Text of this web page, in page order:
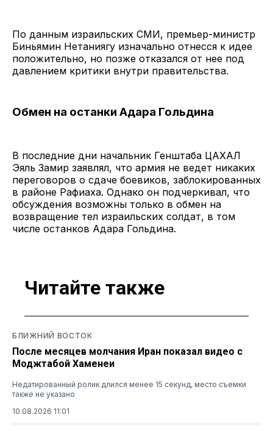
По данным израильских СМИ, премьер-министр
Биньямин Нетаниягу изначально отнесся к идее
положительно, но позже отказался от нее под
давлением критики внутри правительства.
Обмен на останки Адара Гольдина
В последние дни начальник Генштаба ЦАХАЛ
Эяль Замир заявлял, что армия не ведет никаких
переговоров о сдаче боевиков, заблокированных
в районе Рафиаха. Однако он подчеркивал, что
обсуждения возможны только в обмен на
возвращение тел израильских солдат, в том
числе останков Адара Гольдина.
Читайте также
БЛИЖНИЙ ВОСТОК
После месяцев молчания Иран показал видео с
Моджтабой Хаменеи
Недатированный ролик длился менее 15 секунд, место съемки
также не указано
10.08.2026 11:01